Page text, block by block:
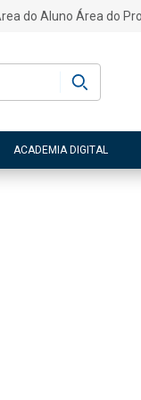
do Aluno Área do
ACADEMIA DIGITAL